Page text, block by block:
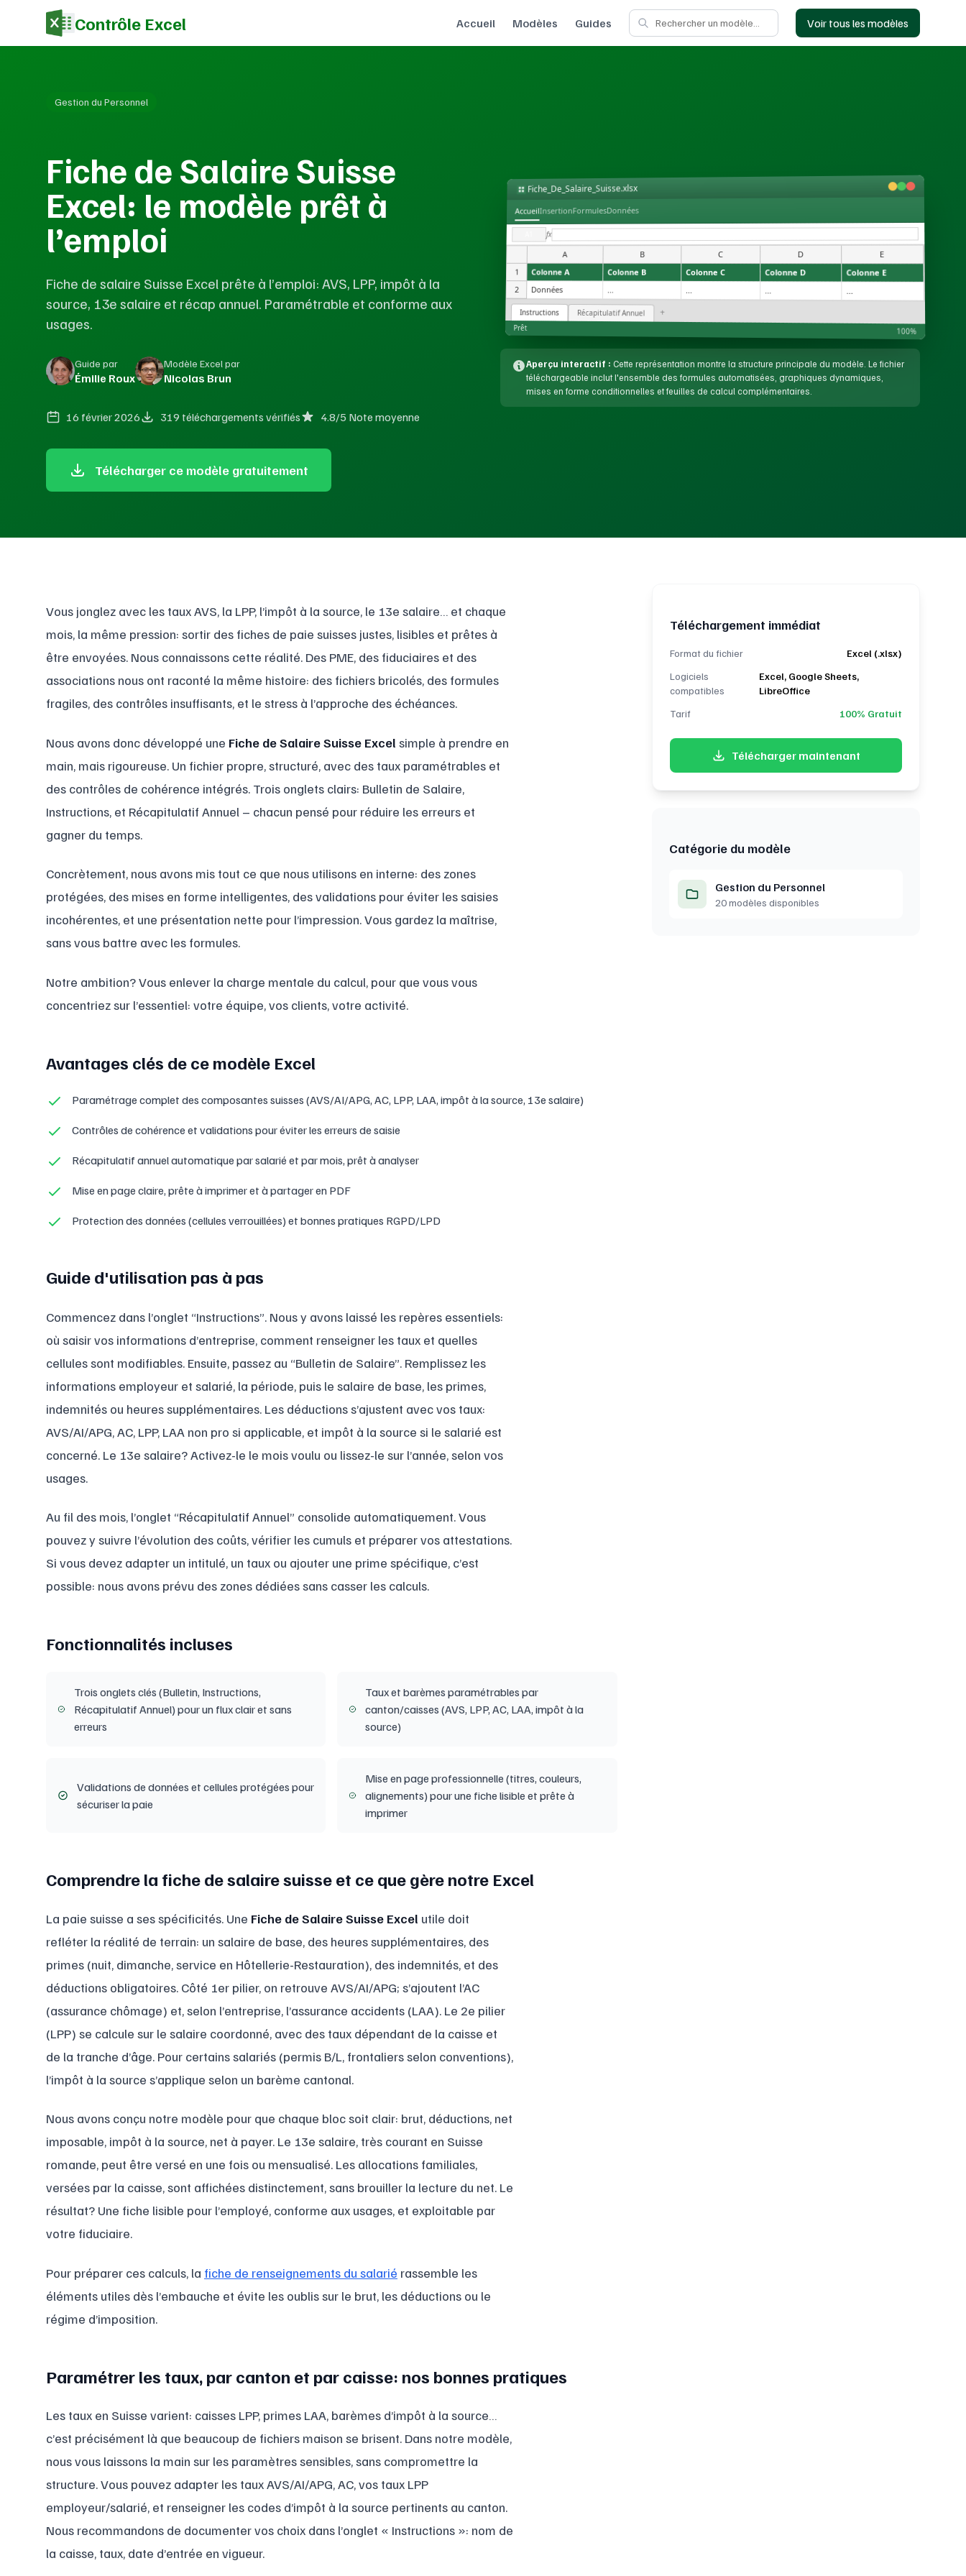
Contrôle Excel Accueil Modèles Guides Voir tous les modèles
Gestion du Personnel
Fiche de Salaire Suisse
Excel: le modèle prêt à
l’emploi
Fiche de salaire Suisse Excel prête à l’emploi: AVS, LPP, impôt à la
source, 13e salaire et récap annuel. Paramétrable et conforme aux
usages.
Guide par
Émilie Roux
Modèle Excel par
Nicolas Brun
16 février 2026 319 téléchargements vérifiés 4.8/5 Note moyenne
Télécharger ce modèle gratuitement
Fiche_De_Salaire_Suisse.xlsx
AccueilInsertionFormulesDonnées
fx
A B C D E
1 Colonne A Colonne B Colonne C Colonne D Colonne E
2 Données ... ... ... ...
Instructions Récapitulatif Annuel +
Prêt 100%
Aperçu interactif : Cette représentation montre la structure principale du modèle. Le fichier
téléchargeable inclut l'ensemble des formules automatisées, graphiques dynamiques,
mises en forme conditionnelles et feuilles de calcul complémentaires.
Vous jonglez avec les taux AVS, la LPP, l’impôt à la source, le 13e salaire… et chaque
mois, la même pression: sortir des fiches de paie suisses justes, lisibles et prêtes à
être envoyées. Nous connaissons cette réalité. Des PME, des fiduciaires et des
associations nous ont raconté la même histoire: des fichiers bricolés, des formules
fragiles, des contrôles insuffisants, et le stress à l’approche des échéances.
Nous avons donc développé une Fiche de Salaire Suisse Excel simple à prendre en
main, mais rigoureuse. Un fichier propre, structuré, avec des taux paramétrables et
des contrôles de cohérence intégrés. Trois onglets clairs: Bulletin de Salaire,
Instructions, et Récapitulatif Annuel – chacun pensé pour réduire les erreurs et
gagner du temps.
Concrètement, nous avons mis tout ce que nous utilisons en interne: des zones
protégées, des mises en forme intelligentes, des validations pour éviter les saisies
incohérentes, et une présentation nette pour l’impression. Vous gardez la maîtrise,
sans vous battre avec les formules.
Notre ambition? Vous enlever la charge mentale du calcul, pour que vous vous
concentriez sur l’essentiel: votre équipe, vos clients, votre activité.
Avantages clés de ce modèle Excel
Paramétrage complet des composantes suisses (AVS/AI/APG, AC, LPP, LAA, impôt à la source, 13e salaire)
Contrôles de cohérence et validations pour éviter les erreurs de saisie
Récapitulatif annuel automatique par salarié et par mois, prêt à analyser
Mise en page claire, prête à imprimer et à partager en PDF
Protection des données (cellules verrouillées) et bonnes pratiques RGPD/LPD
Guide d'utilisation pas à pas
Commencez dans l’onglet “Instructions”. Nous y avons laissé les repères essentiels:
où saisir vos informations d’entreprise, comment renseigner les taux et quelles
cellules sont modifiables. Ensuite, passez au “Bulletin de Salaire”. Remplissez les
informations employeur et salarié, la période, puis le salaire de base, les primes,
indemnités ou heures supplémentaires. Les déductions s’ajustent avec vos taux:
AVS/AI/APG, AC, LPP, LAA non pro si applicable, et impôt à la source si le salarié est
concerné. Le 13e salaire? Activez-le le mois voulu ou lissez-le sur l’année, selon vos
usages.
Au fil des mois, l’onglet “Récapitulatif Annuel” consolide automatiquement. Vous
pouvez y suivre l’évolution des coûts, vérifier les cumuls et préparer vos attestations.
Si vous devez adapter un intitulé, un taux ou ajouter une prime spécifique, c’est
possible: nous avons prévu des zones dédiées sans casser les calculs.
Fonctionnalités incluses
Trois onglets clés (Bulletin, Instructions,
Récapitulatif Annuel) pour un flux clair et sans
erreurs
Taux et barèmes paramétrables par
canton/caisses (AVS, LPP, AC, LAA, impôt à la
source)
Validations de données et cellules protégées pour
sécuriser la paie
Mise en page professionnelle (titres, couleurs,
alignements) pour une fiche lisible et prête à
imprimer
Comprendre la fiche de salaire suisse et ce que gère notre Excel
La paie suisse a ses spécificités. Une Fiche de Salaire Suisse Excel utile doit
refléter la réalité de terrain: un salaire de base, des heures supplémentaires, des
primes (nuit, dimanche, service en Hôtellerie-Restauration), des indemnités, et des
déductions obligatoires. Côté 1er pilier, on retrouve AVS/AI/APG; s’ajoutent l’AC
(assurance chômage) et, selon l’entreprise, l’assurance accidents (LAA). Le 2e pilier
(LPP) se calcule sur le salaire coordonné, avec des taux dépendant de la caisse et
de la tranche d’âge. Pour certains salariés (permis B/L, frontaliers selon conventions),
l’impôt à la source s’applique selon un barème cantonal.
Nous avons conçu notre modèle pour que chaque bloc soit clair: brut, déductions, net
imposable, impôt à la source, net à payer. Le 13e salaire, très courant en Suisse
romande, peut être versé en une fois ou mensualisé. Les allocations familiales,
versées par la caisse, sont affichées distinctement, sans brouiller la lecture du net. Le
résultat? Une fiche lisible pour l’employé, conforme aux usages, et exploitable par
votre fiduciaire.
Pour préparer ces calculs, la fiche de renseignements du salarié rassemble les
éléments utiles dès l’embauche et évite les oublis sur le brut, les déductions ou le
régime d’imposition.
Paramétrer les taux, par canton et par caisse: nos bonnes pratiques
Les taux en Suisse varient: caisses LPP, primes LAA, barèmes d’impôt à la source…
c’est précisément là que beaucoup de fichiers maison se brisent. Dans notre modèle,
nous vous laissons la main sur les paramètres sensibles, sans compromettre la
structure. Vous pouvez adapter les taux AVS/AI/APG, AC, vos taux LPP
employeur/salarié, et renseigner les codes d’impôt à la source pertinents au canton.
Nous recommandons de documenter vos choix dans l’onglet « Instructions »: nom de
la caisse, taux, date d’entrée en vigueur.
Téléchargement immédiat
Format du fichier
Excel (.xlsx)
Logiciels
compatibles
Excel, Google Sheets,
LibreOffice
Tarif
100% Gratuit
Télécharger maintenant
Catégorie du modèle
Gestion du Personnel
20 modèles disponibles